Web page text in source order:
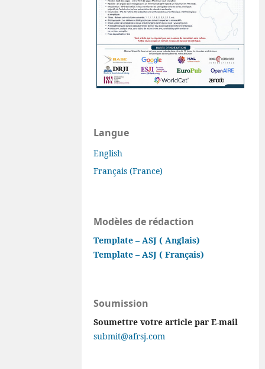
Langue
English
Français (France)
Modèles de rédaction
Template – ASJ ( Anglais)
Template – ASJ ( Français)
Soumission
Soumettre votre article par E-mail
submit@afrsj.com